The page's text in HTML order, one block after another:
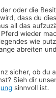
oder die
dass du
all das
wieder
wie
abreiten
sicher, ob du
Sieh dir
sinnvoll ist.